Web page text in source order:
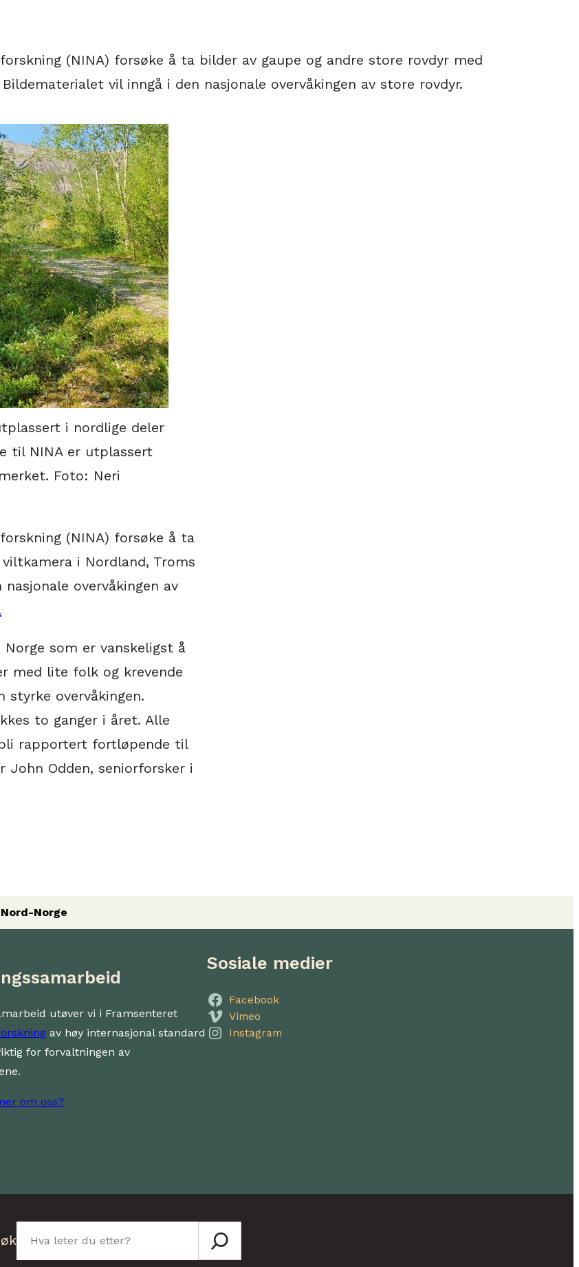
(NINA) forsøke å ta bilder av gaupe og andre store rovdyr med
vil inngå i den nasjonale overvåkingen av store rovdyr.
i nordlige deler
til NINA er utplassert
Foto: Neri
(NINA) forsøke å ta
i Nordland, Troms
overvåkingen av
som er vanskeligst å
med lite folk og krevende
overvåkingen.
to ganger i året. Alle
rapportert fortløpende til
John Odden, seniorforsker i
Norge
utøver vi i Framsenteret
av høy internasjonal standard
for forvaltningen av
om oss?
Sosiale medier
Facebook
Vimeo
Instagram